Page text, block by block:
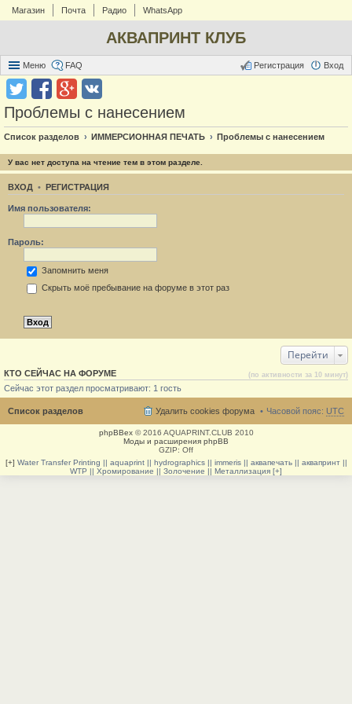
Магазин Почта Радио WhatsApp
АКВАПРИНТ КЛУБ
Меню FAQ Вход
Регистрация
Проблемы с нанесением
Список разделов ИММЕРСИОННАЯ ПЕЧАТЬ Проблемы с нанесением
У вас нет доступа на чтение тем в этом разделе.
ВХОД • РЕГИСТРАЦИЯ
Имя пользователя:
Пароль:
Запомнить меня
Скрыть моё пребывание на форуме в этот раз
Перейти
КТО СЕЙЧАС НА ФОРУМЕ (по активности за 10 минут)
Сейчас этот раздел просматривают: 1 гость
Список разделов Часовой пояс: UTC
Удалить cookies форума
phpBBex© 2016 AQUAPRINT.CLUB 2010
Моды и расширения phpBB
GZIP: Off
[+] Water Transfer Printing || aquaprint || hydrographics || immeris || аквапечать || аквапринт ||
WTP || Хромирование || Золочение || Металлизация [+]